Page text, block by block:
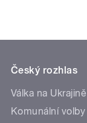
Český rozhlas
Válka na Ukrajině
Komunální volby